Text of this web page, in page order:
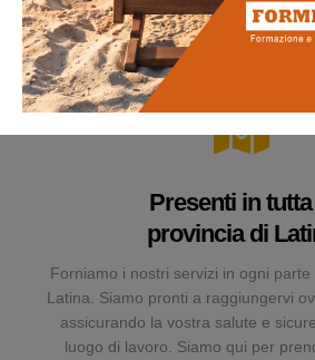
nell'obiettivo di potenziare la vostra
benessere generale.
Presenti in
provincia di
Forniamo i nostri servizi in ogni
Latina. Siamo pronti a raggiungervi
assicurando la vostra salute e
luogo di lavoro. Siamo qui per